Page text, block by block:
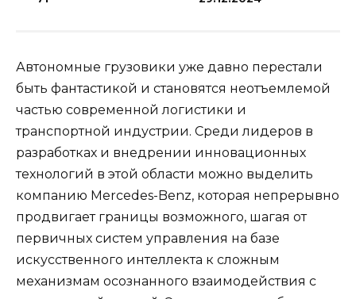
Автономные грузовики уже давно перестали
быть фантастикой и становятся неотъемлемой
частью современной логистики и
транспортной индустрии. Среди лидеров в
разработках и внедрении инновационных
технологий в этой области можно выделить
компанию Mercedes-Benz, которая непрерывно
продвигает границы возможного, шагая от
первичных систем управления на базе
искусственного интеллекта к сложным
механизмам осознанного взаимодействия с